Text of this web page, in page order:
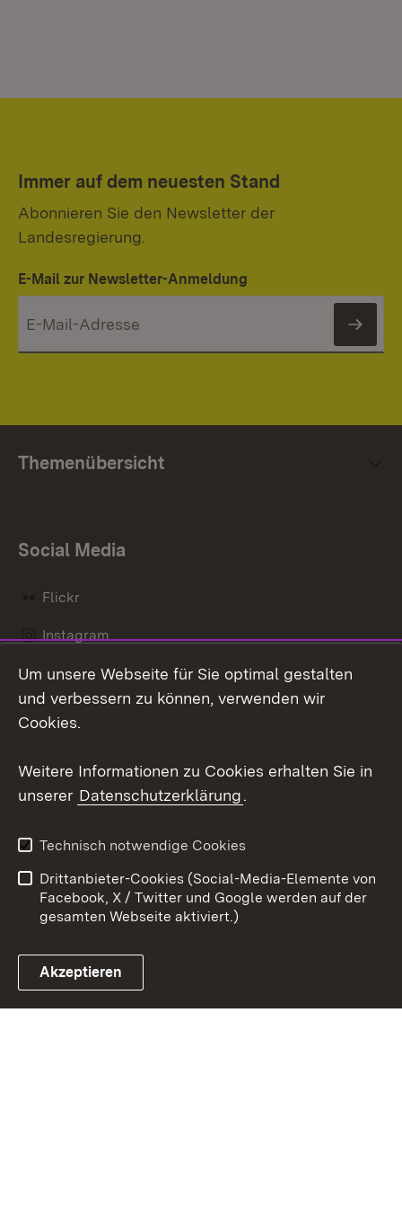
Immer auf dem neuesten Stand
Abonnieren Sie den Newsletter der
Landesregierung.
E-Mail zur Newsletter-Anmeldung
Themenübersicht
Social Media
Flickr
Instagram
Social Wall
Link zum Landesportal
Barrierefreiheit
Benutzungshinweise
Impressum
Cookies
Um unsere Webseite für Sie optimal gestalten
und verbessern zu können, verwenden wir
Cookies.
Weitere Informationen zu Cookies erhalten Sie in
unserer Datenschutzerklärung.
Technisch notwendige Cookies
Drittanbieter-Cookies (Social-Media-Elemente von
Facebook, X / Twitter und Google werden auf der
gesamten Webseite aktiviert.)
Akzeptieren